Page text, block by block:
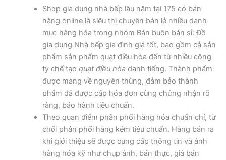
Shop gia dụng nhà bếp lâu năm tại 175 có bán
hàng online là siêu thị chuyên bán lẻ nhiều danh
mục hàng hóa trong nhóm Bán buôn bán sỉ: Đồ
gia dụng Nhà bếp gia đình giá tốt, bao gồm cả sản
phẩm sản phẩm quạt điều hòa đến từ nhiều công
ty chế tạo quạt điều hòadanh tiếng. Thành phẩm
được mang về nguyên thùng, đảm bảo thành
phẩm đã được cấp hóa đơn cùng chứng nhận rõ
ràng, bảo hành tiêu chuẩn.
Theo quan điểm phân phối hàng hóa chuẩn chỉ, từ
chối phân phối hàng kém tiêu chuẩn. Hàng bán ra
khi giới thiệu sẽ được cung cấp thông tin và ảnh
hàng hóa kỹ như chụp ảnh, bán thực, giá bán